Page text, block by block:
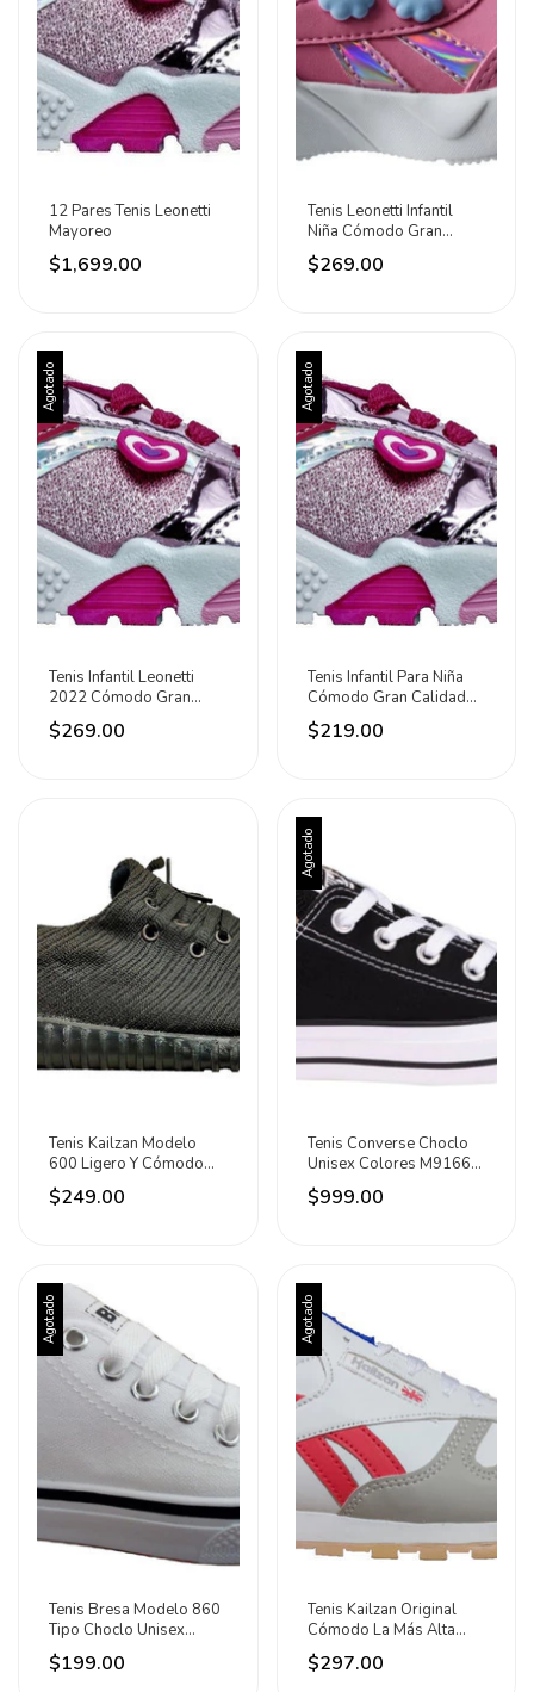
12 Pares Tenis Leonetti
Mayoreo
$1,699.00
Tenis Leonetti Infantil
Niña Cómodo Gran
Calidad Arcoiris
$269.00
Agotado
Tenis Infantil Leonetti
2022 Cómodo Gran
Calidad Moda
$269.00
Agotado
Tenis Infantil Para Niña
Cómodo Gran Calidad
Moda
$219.00
Tenis Kailzan Modelo
600 Ligero Y Cómodo
De Calidad
$249.00
Agotado
Tenis Converse Choclo
Unisex Colores M9166c
Caja Dañada
$999.00
Agotado
Tenis Bresa Modelo 860
Tipo Choclo Unisex
Varios Colores
$199.00
Agotado
Tenis Kailzan Original
Cómodo La Más Alta
Calidad 26 Al 29
$297.00